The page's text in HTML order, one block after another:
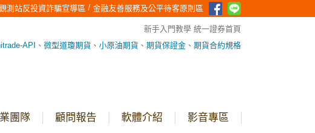
測站反投資詐騙宣導區 / 金融友善服務及公平待客原則區
新手入門教學 統一證券首頁
API 、 微型道瓊期貨 、 小原油期貨 、 期貨保證金 、 期貨合約規格
團隊 顧問報告 軟體介紹 影音專區